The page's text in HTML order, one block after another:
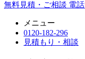
無料見積・ご相談 電
メニュー
0120-182-296
見積もり・相談